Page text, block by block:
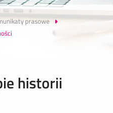
ę
prasowe
historii